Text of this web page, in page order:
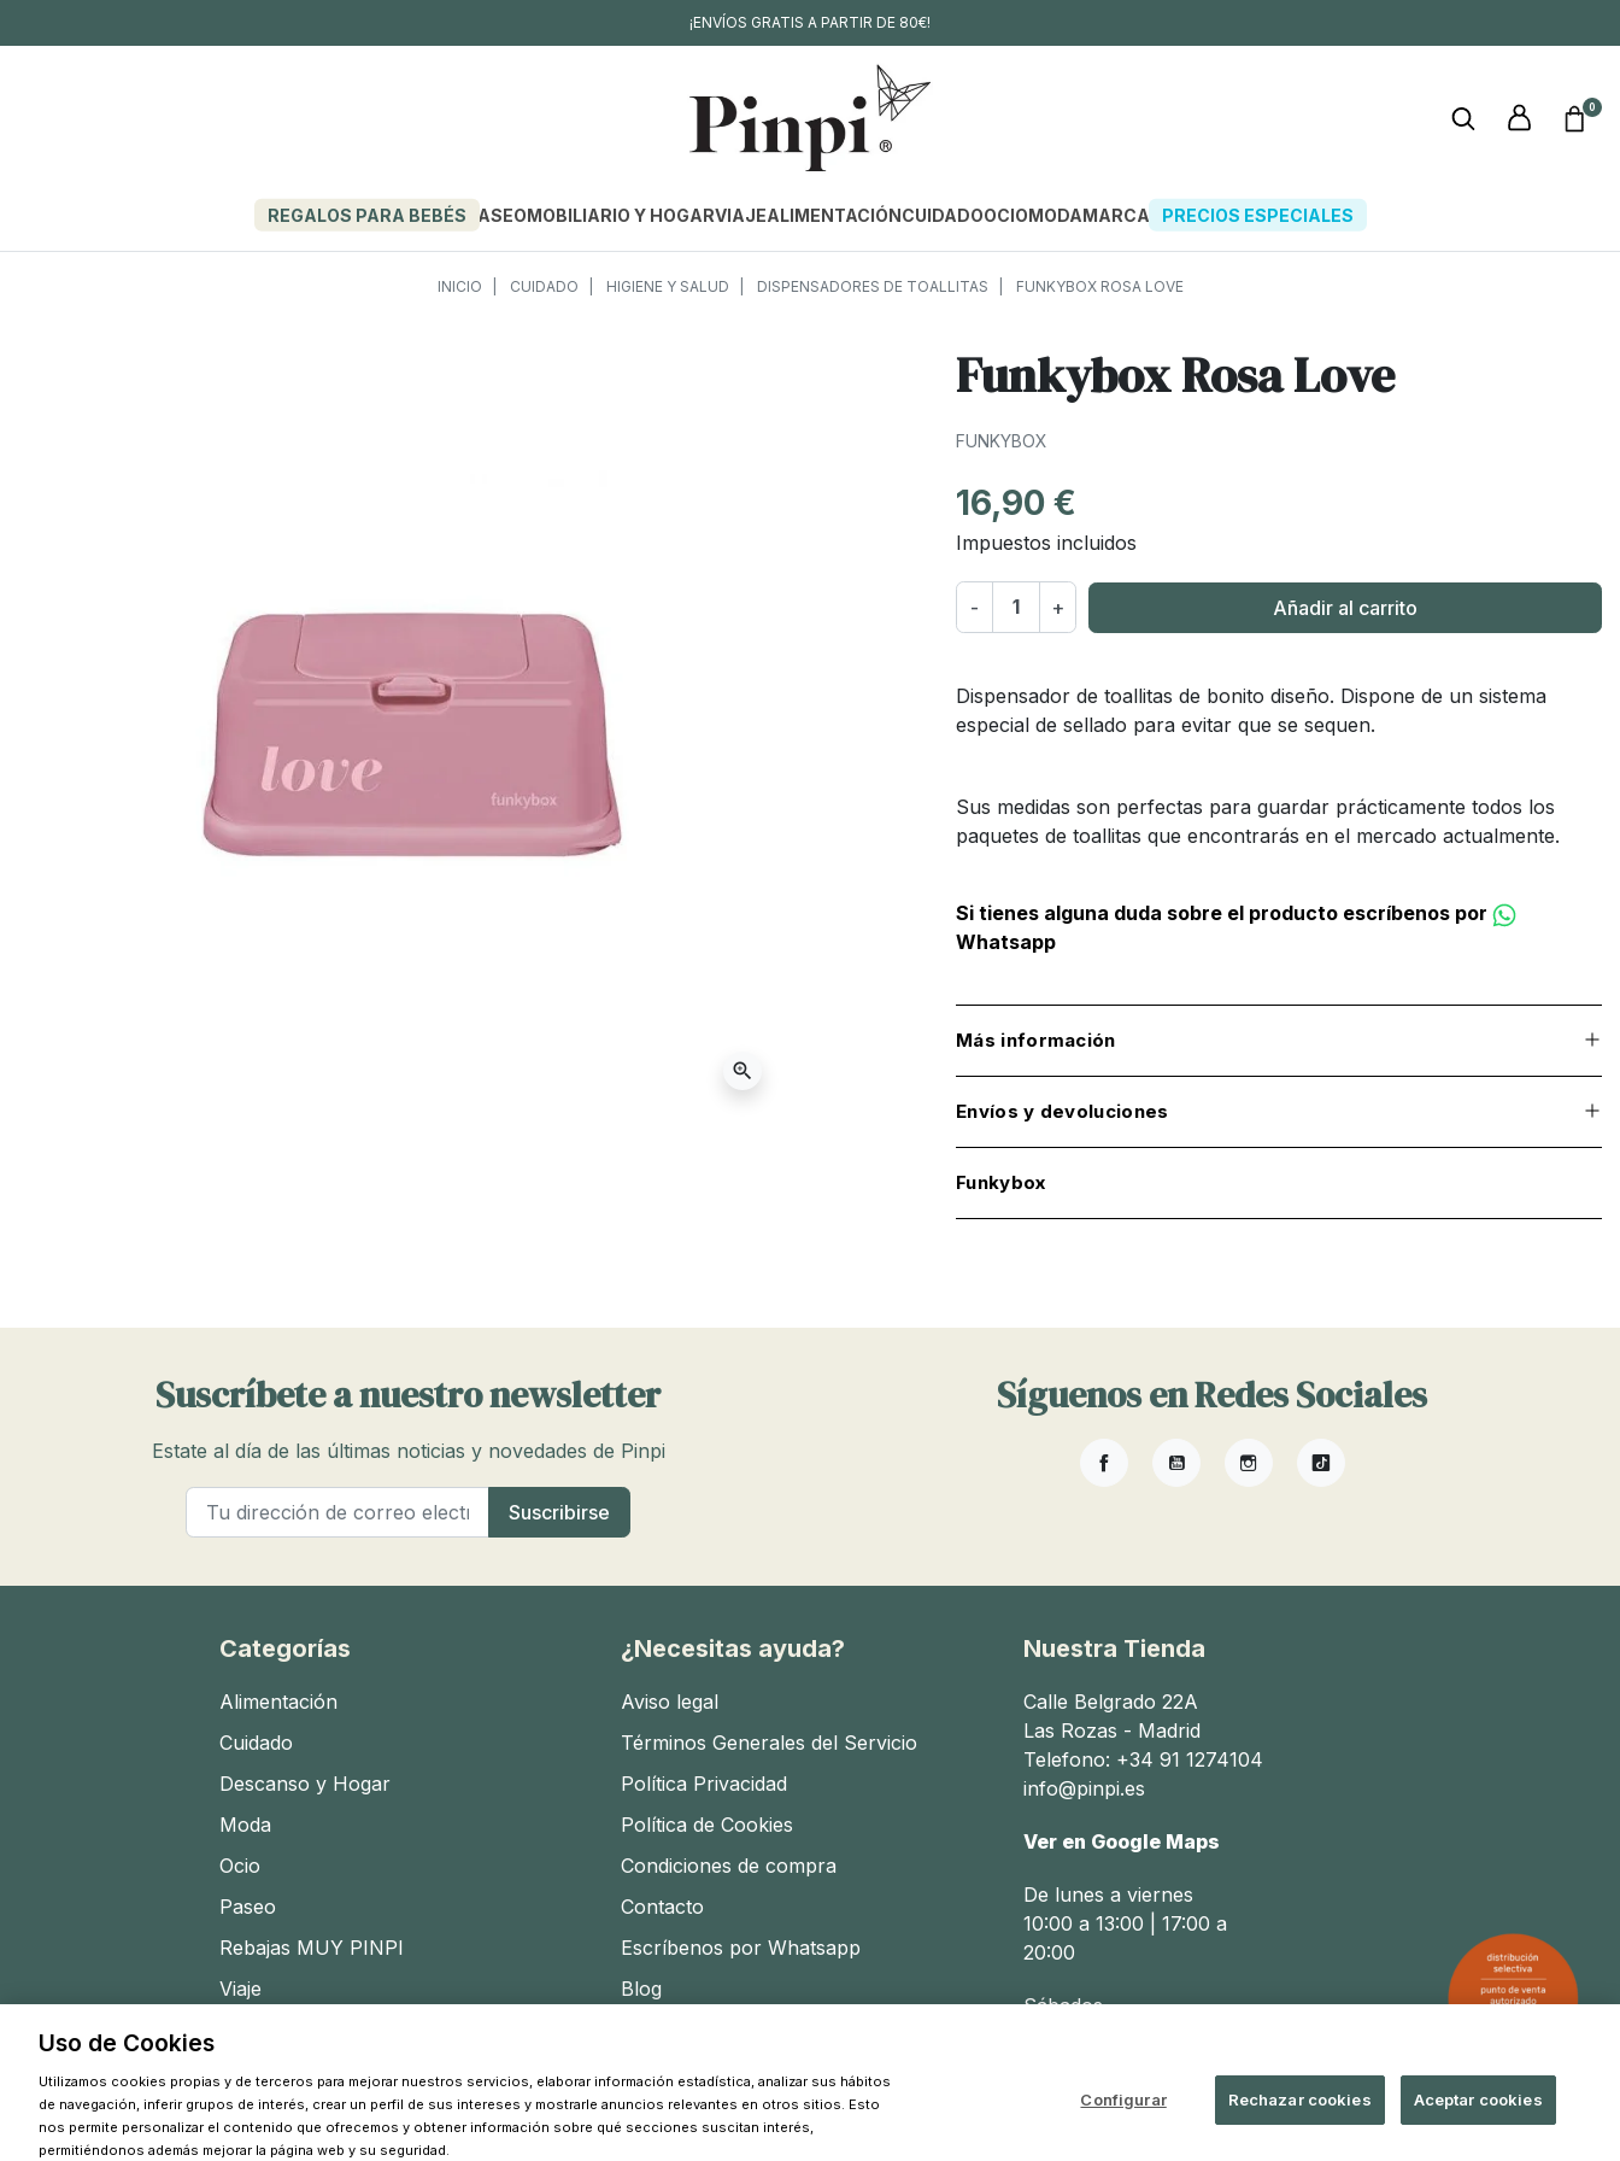
¡ENVÍOS GRATIS A PARTIR DE 80€!
0
REGALOS PARA BEBÉS PASEOMOBILIARIO Y HOGARVIAJEALIMENTACIÓNCUIDADOOCIOMODAMARCAS PRECIOS ESPECIALES
INICIO CUIDADO HIGIENE Y SALUD DISPENSADORES DE TOALLITAS FUNKYBOX ROSA LOVE
zoom_in
Funkybox Rosa Love
FUNKYBOX
16,90 €
Impuestos incluidos
- + Añadir al carrito
Dispensador de toallitas de bonito diseño. Dispone de un sistema
especial de sellado para evitar que se sequen.
Sus medidas son perfectas para guardar prácticamente todos los
paquetes de toallitas que encontrarás en el mercado actualmente.
Si tienes alguna duda sobre el producto escríbenos por
Whatsapp
Más información
Envíos y devoluciones
Funkybox
Suscríbete a nuestro newsletter
Estate al día de las últimas noticias y novedades de Pinpi
Síguenos en Redes Sociales
FacebookYouTubeInstagramTikTok
Categorías
Alimentación
Cuidado
Descanso y Hogar
Moda
Ocio
Paseo
Rebajas MUY PINPI
Viaje
¿Necesitas ayuda?
Aviso legal
Términos Generales del Servicio
Política Privacidad
Política de Cookies
Condiciones de compra
Contacto
Escríbenos por Whatsapp
Blog
Nuestra Tienda
Calle Belgrado 22A
Las Rozas - Madrid
Telefono: +34 91 1274104
info@pinpi.es
Ver en Google Maps
De lunes a viernes
10:00 a 13:00 | 17:00 a
20:00
Sábados
© 2026 Pinpi - Todos los derechos reservados
Uso de Cookies
Utilizamos cookies propias y de terceros para mejorar nuestros servicios, elaborar información estadística, analizar sus hábitos
de navegación, inferir grupos de interés, crear un perfil de sus intereses y mostrarle anuncios relevantes en otros sitios. Esto
nos permite personalizar el contenido que ofrecemos y obtener información sobre qué secciones suscitan interés,
permitiéndonos además mejorar la página web y su seguridad.
Configurar Rechazar cookies Aceptar cookies